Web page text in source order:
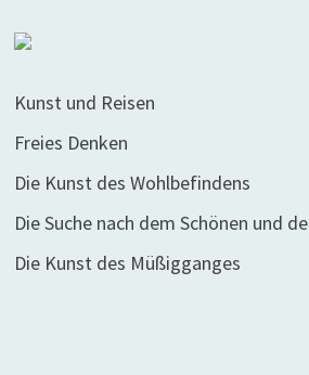
Kunst und Reisen
Freies Denken
Die Kunst des Wohlbefindens
Die Suche nach dem Schönen und
Die Kunst des Müßigganges